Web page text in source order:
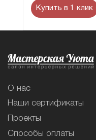
Купить в 1 клик
О нас
Наши сертификаты
Проекты
Способы оплаты